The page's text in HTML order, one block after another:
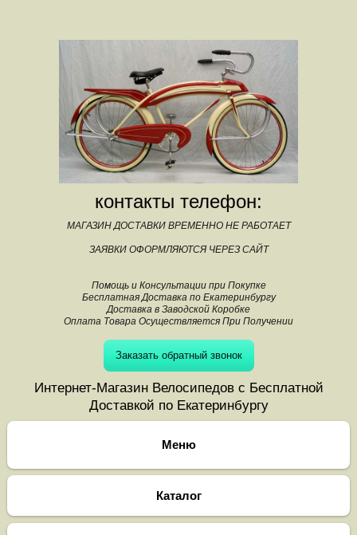
контакты телефон:
МАГАЗИН ДОСТАВКИ ВРЕМЕННО НЕ РАБОТАЕТ
ЗАЯВКИ ОФОРМЛЯЮТСЯ ЧЕРЕЗ САЙТ
Помощь и Консультации при Покупке
Бесплатная Доставка по Екатеринбургу
Доставка в Заводской Коробке
Оплата Товара Осуществляется При Получении
Заказать обратный звонок
Интернет-Магазин Велосипедов с Бесплатной
Доставкой по Екатеринбургу
Каталог